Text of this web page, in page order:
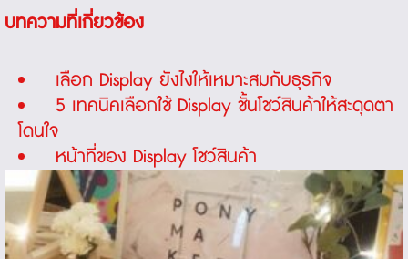
บทความที่เกี่ยวข้อง
เลือก Display ยังไงให้เหมาะสมกับธุรกิจ
5 เทคนิคเลือกใช้ Display ชั้นโชว์สินค้าให้สะดุดตา
โดนใจ
หน้าที่ของ Display โชว์สินค้า